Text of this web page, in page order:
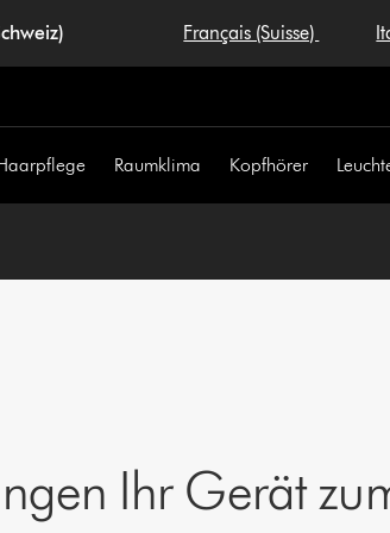
Français (Suisse)
Raumklima Kopfhörer
Ihr Gerät